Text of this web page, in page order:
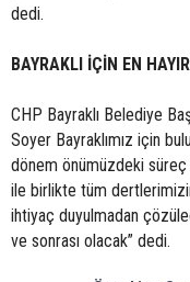
dedi.
BAYRAKLI İÇİN EN
CHP Bayraklı Belediye
Soyer Bayraklımız için
dönem önümüzdeki süreç
ile birlikte tüm
ihtiyaç duyulmadan
ve sonrası olacak” dedi.